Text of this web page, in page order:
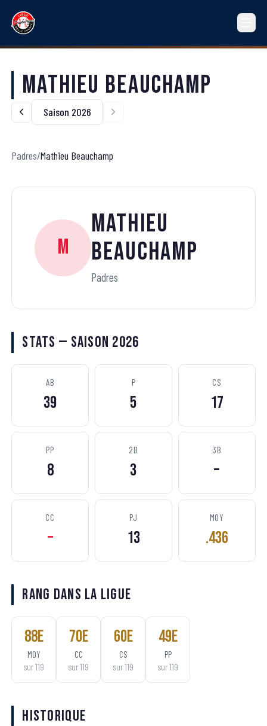
Mathieu Beauchamp
Saison 2026
Padres/Mathieu Beauchamp
M
Mathieu
Beauchamp
Padres
Stats — Saison 2026
AB
39
P
5
CS
17
PP
8
2B
3
3B
–
CC
–
PJ
13
MOY
.436
Rang dans la ligue
88e
MOY
sur119
70e
CC
sur119
60e
CS
sur119
49e
PP
sur119
Historique